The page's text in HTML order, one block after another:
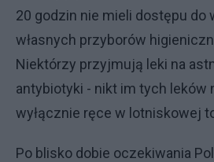
20 godzin nie mieli dostępu do
własnych przyborów
Niektórzy przyjmują leki na
antybiotyki - nikt im tych leków
wyłącznie ręce w lotniskowej
Po blisko dobie oczekiwania